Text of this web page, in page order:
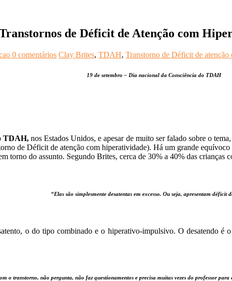
de Déficit de Atenção com
0 comentários Clay Brites, TDAH, Transtorno de Déficit de
19 de setembro – Dia nacional da Consciência do TDAH
TDAH, nos Estados Unidos, e apesar de muito ser falado sobre o
de Déficit de atenção com hiperatividade). Há um grande
torno do assunto. Segundo Brites, cerca de 30% a 40% das
“Elas são simplesmente desatentas em excesso. Ou seja, apresentam déficit
o do tipo combinado e o hiperativo-impulsivo. O desatendo é
o transtorno, não pergunta, não faz questionamentos e precisa muitas vezes do professor